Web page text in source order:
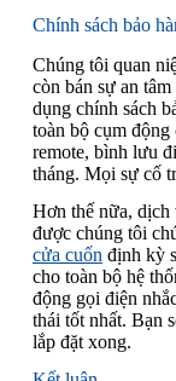
Chính sách bảo
Chúng tôi quan
còn bán sự an
dụng chính sách
toàn bộ cụm
remote, bình lưu
tháng. Mọi sự cố
Hơn thế nữa, dịch
được chúng tôi
cửa cuốn định kỳ
cho toàn bộ hệ
động gọi điện
thái tốt nhất. Bạn
lắp đặt xong.